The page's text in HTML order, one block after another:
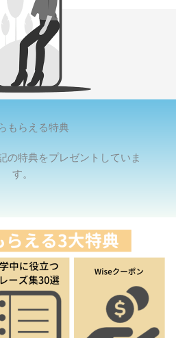
もらえる特典
の特典をプレゼントしていま
す。